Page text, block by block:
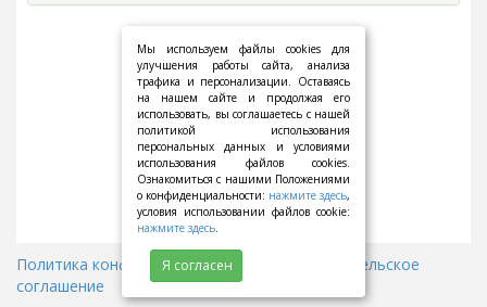
Политика конфиденциальности
Пользовательское
соглашение
Мы используем файлы cookies для
улучшения работы сайта, анализа
трафика и персонализации. Оставаясь
на нашем сайте и продолжая его
использовать, вы соглашаетесь с нашей
политикой использования
персональных данных и условиями
использования файлов cookies.
Ознакомиться с нашими Положениями
о конфиденциальности: нажмите здесь,
условия использовании файлов cookie:
нажмите здесь.
Я согласен